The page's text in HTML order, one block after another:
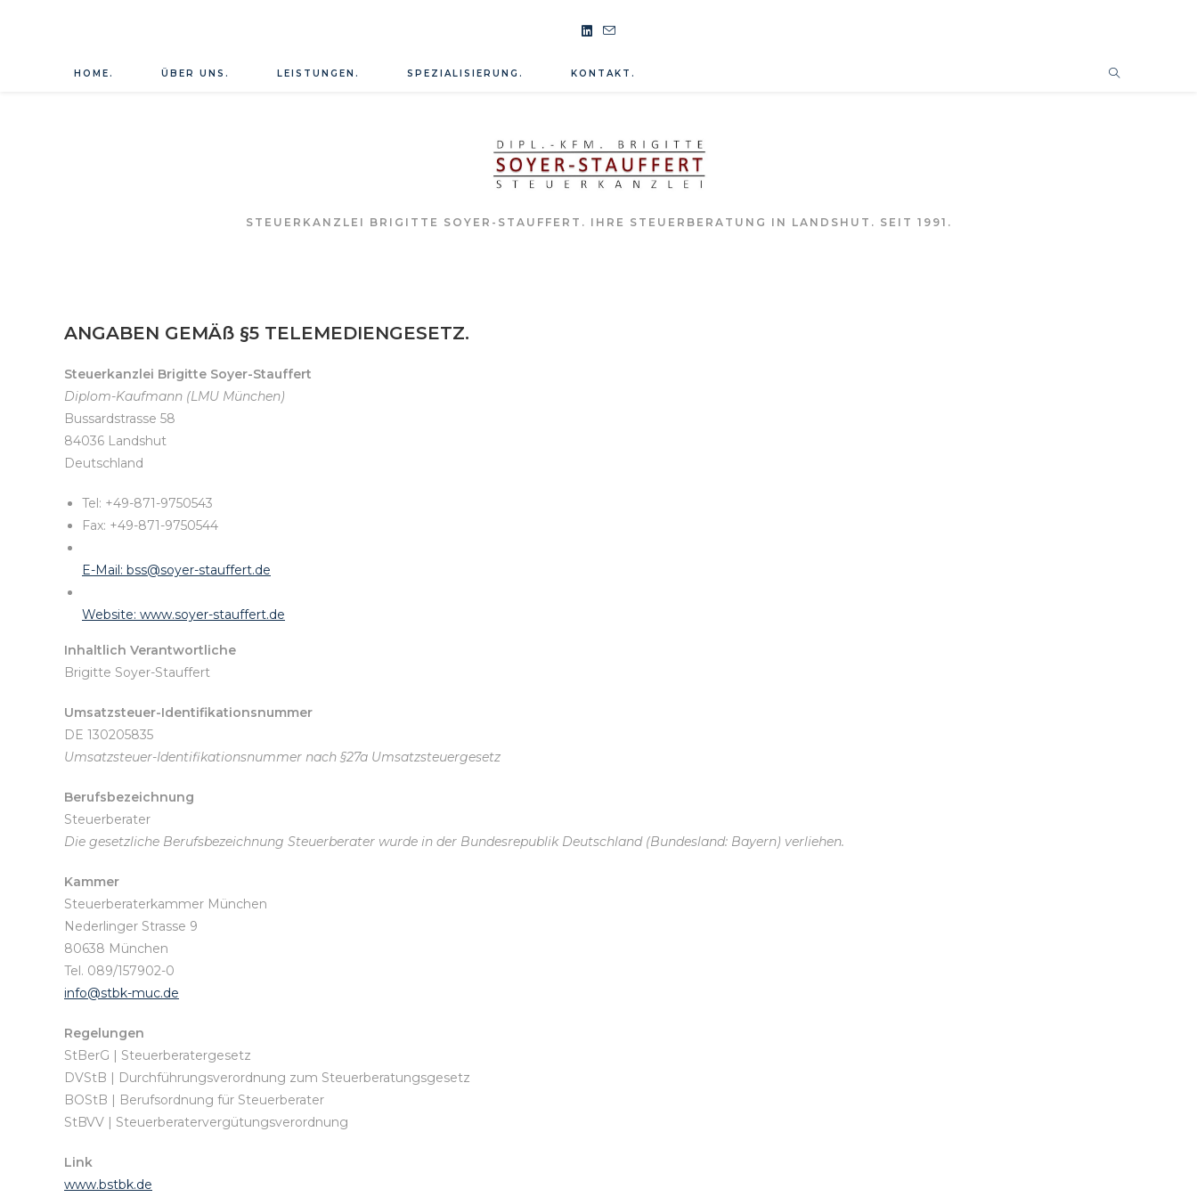
HOME. ÜBER UNS. LEISTUNGEN. SPEZIALISIERUNG. KONTAKT.
STEUERKANZLEI BRIGITTE SOYER-STAUFFERT. IHRE STEUERBERATUNG IN LANDSHUT. SEIT 1991.
ANGABEN GEMÄß §5 TELEMEDIENGESETZ.
Steuerkanzlei Brigitte Soyer-Stauffert
Diplom-Kaufmann (LMU München)
Bussardstrasse 58
84036 Landshut
Deutschland
Tel: +49-871-9750543
Fax: +49-871-9750544
E-Mail: bss@soyer-stauffert.de
Website: www.soyer-stauffert.de
Inhaltlich Verantwortliche
Brigitte Soyer-Stauffert
Umsatzsteuer-Identifikationsnummer
DE 130205835
Umsatzsteuer-Identifikationsnummer nach §27a Umsatzsteuergesetz
Berufsbezeichnung
Steuerberater
Die gesetzliche Berufsbezeichnung Steuerberater wurde in der Bundesrepublik Deutschland (Bundesland: Bayern) verliehen.
Kammer
Steuerberaterkammer München
Nederlinger Strasse 9
80638 München
Tel. 089/157902-0
info@stbk-muc.de
Regelungen
StBerG | Steuerberatergesetz
DVStB | Durchführungsverordnung zum Steuerberatungsgesetz
BOStB | Berufsordnung für Steuerberater
StBVV | Steuerberatervergütungsverordnung
Link
www.bstbk.de